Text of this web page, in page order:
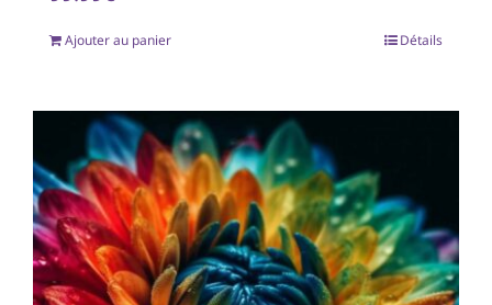
Ajouter au panier Détails